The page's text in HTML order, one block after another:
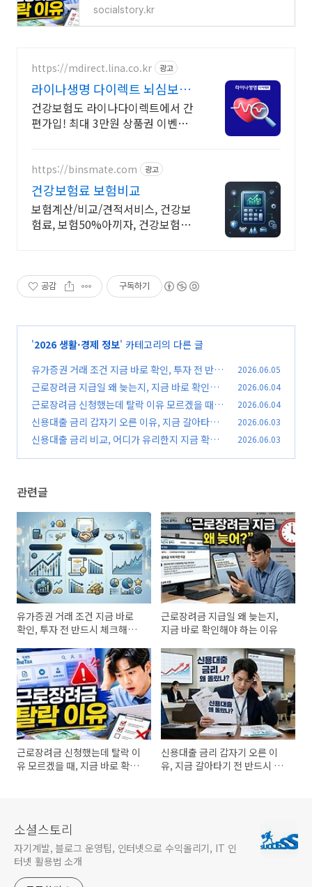
socialstory.kr
https://mdirect.lina.co.kr 광고
라이나생명 다이렉트 뇌심보험
최대 3만원 상품권 증정
건강보험도 라이나다이렉트에서 간
편가입! 최대 3만원 상품권 이벤트
https://binsmate.com 광고
건강보험료 보험비교
보험계산/비교/견적서비스, 건강보
험료, 보험50%아끼자, 건강보험료
공감 구독하기
'2026 생활·경제 정보' 카테고리의 다른 글
유가증권 거래 조건 지금 바로 확인, 투자 전 반드
시 체크해야 할 핵심 정리 (0)
2026.06.05
근로장려금 지급일 왜 늦는지, 지금 바로 확인해
야 하는 이유
(0)
2026.06.04
근로장려금 신청했는데 탈락 이유 모르겠을 때,
지금 바로 확인해야 할 5가지
(0)
2026.06.04
신용대출 금리 갑자기 오른 이유, 지금 갈아타기
전 반드시 체크
(0)
2026.06.03
신용대출 금리 비교, 어디가 유리한지 지금 확인 2026.06.03
관련글
유가증권 거래 조건 지금 바로
확인, 투자 전 반드시 체크해야
근로장려금 지급일 왜 늦는지,
지금 바로 확인해야 하는 이유
근로장려금 신청했는데 탈락 이
유 모르겠을 때, 지금 바로 확인
신용대출 금리 갑자기 오른 이
유, 지금 갈아타기 전 반드시 체
소셜스토리
자기계발, 블로그 운영팁, 인터넷으로 수익올리기, IT 인
터넷 활용법 소개